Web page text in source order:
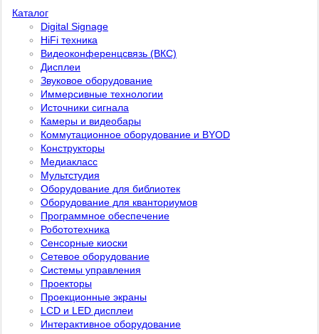
Каталог
Digital Signage
HiFi техника
Видеоконференцсвязь (ВКС)
Дисплеи
Звуковое оборудование
Иммерсивные технологии
Источники сигнала
Камеры и видеобары
Коммутационное оборудование и BYOD
Конструкторы
Медиакласс
Мультстудия
Оборудование для библиотек
Оборудование для кванториумов
Программное обеспечение
Робототехника
Сенсорные киоски
Сетевое оборудование
Системы управления
Проекторы
Проекционные экраны
LCD и LED дисплеи
Интерактивное оборудование